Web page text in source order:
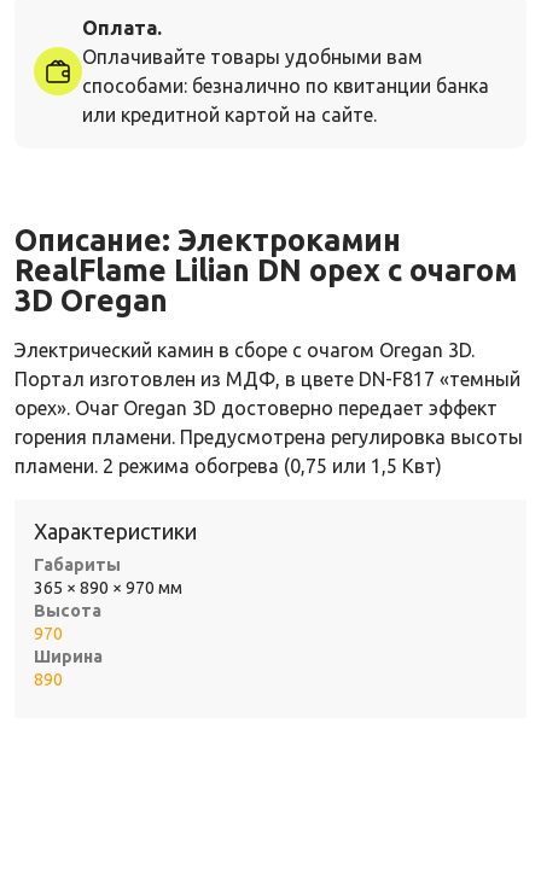
Оплата.
Оплачивайте товары удобными вам
способами: безналично по квитанции банка
или кредитной картой на сайте.
Описание: Электрокамин
RealFlame Lilian DN орех с очагом
3D Oregan
Электрический камин в сборе с очагом Oregan 3D.
Портал изготовлен из МДФ, в цвете DN-F817 «темный
орех». Очаг Oregan 3D достоверно передает эффект
горения пламени. Предусмотрена регулировка высоты
пламени. 2 режима обогрева (0,75 или 1,5 Квт)
Характеристики
Габариты
365 × 890 × 970 мм
Высота
970
Ширина
890